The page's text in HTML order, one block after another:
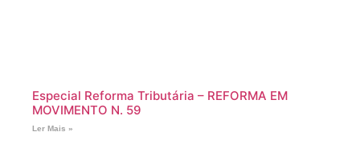
Especial Reforma Tributária – REFORMA EM
MOVIMENTO N. 59
Ler Mais »